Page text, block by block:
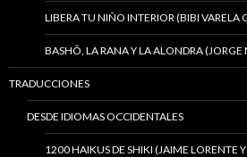
LIBERA TU NIÑO INTERIOR (BIBI VARELA
BASHÔ, LA RANA Y LA ALONDRA
TRADUCCIONES
DESDE IDIOMAS OCCIDENTALES
1200 HAIKUS DE SHIKI (JAIME LORENTE